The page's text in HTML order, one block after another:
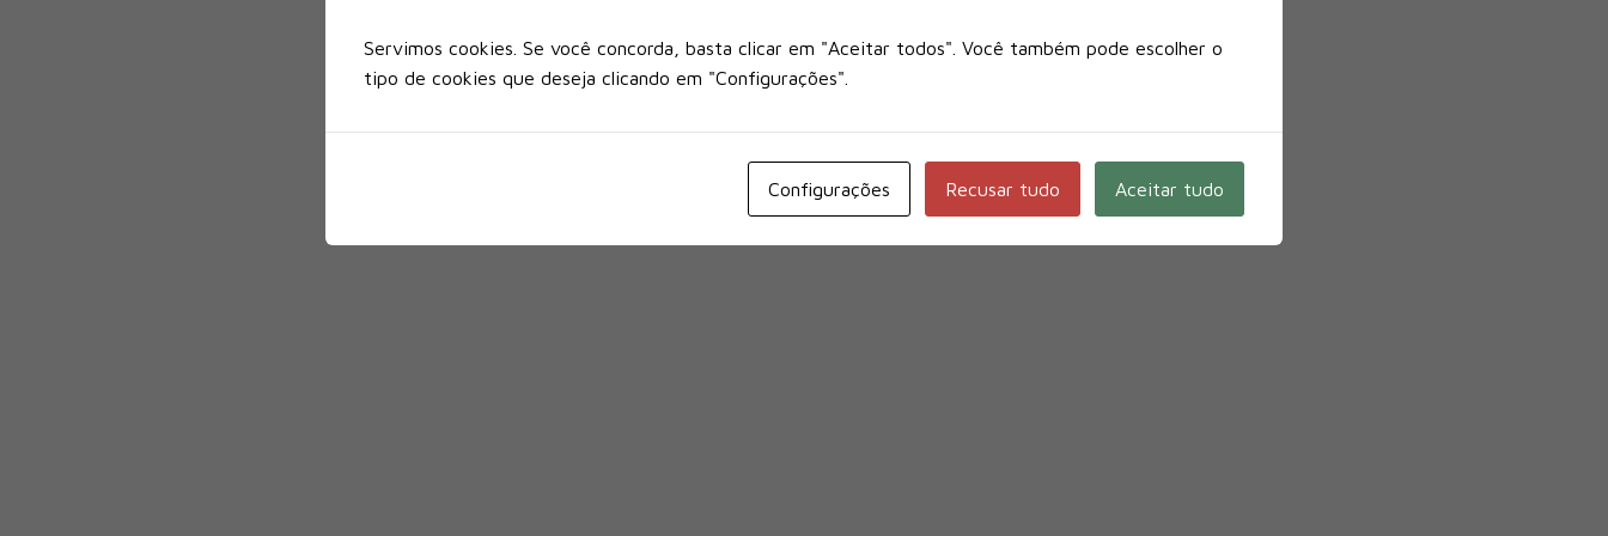
Servimos cookies. Se você concorda, basta clicar em "Aceitar todos". Você também pode escolher o
tipo de cookies que deseja clicando em "Configurações".
Configurações Recusar tudo Aceitar tudo